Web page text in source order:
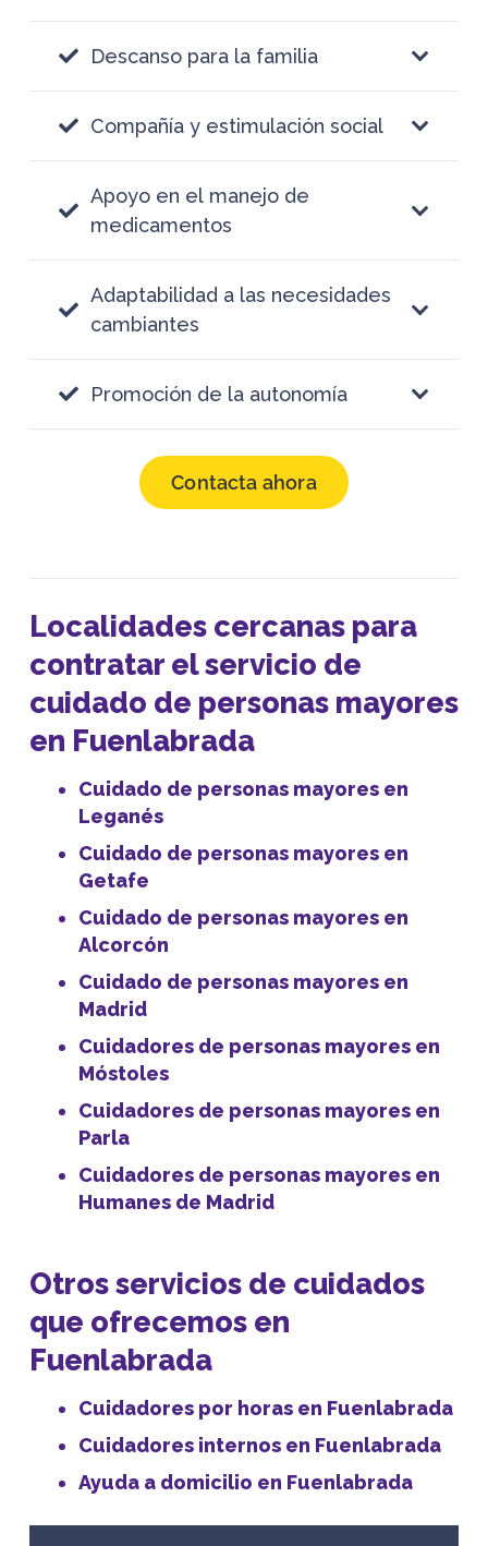
Descanso para la familia
Compañía y estimulación social
Apoyo en el manejo de
medicamentos
Adaptabilidad a las necesidades
cambiantes
Promoción de la autonomía
Contacta ahora
Localidades cercanas para
contratar el servicio de
cuidado de personas mayores
en Fuenlabrada
Cuidado de personas mayores en
Leganés
Cuidado de personas mayores en
Getafe
Cuidado de personas mayores en
Alcorcón
Cuidado de personas mayores en
Madrid
Cuidadores de personas mayores en
Móstoles
Cuidadores de personas mayores en
Parla
Cuidadores de personas mayores en
Humanes de Madrid
Otros servicios de cuidados
que ofrecemos en
Fuenlabrada
Cuidadores por horas en Fuenlabrada
Cuidadores internos en Fuenlabrada
Ayuda a domicilio en Fuenlabrada